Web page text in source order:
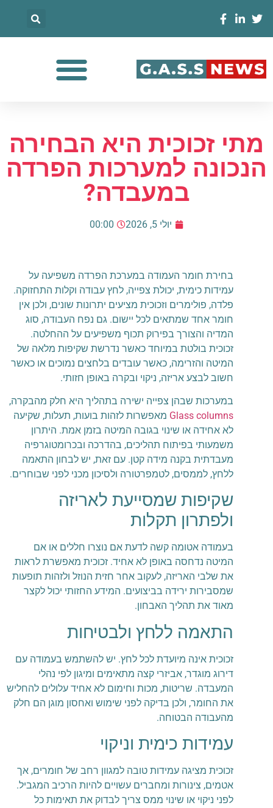
מתי זכוכית היא הבחירה
הנכונה למערכות הפרדה
במעבדה?
יולי 5, 2026 00:00
בחירת חומר העמודה במערכת הפרדה משפיעה על
עמידות כימית, יכולת צפייה, לחץ עבודה וקלות התחזוקה.
פלדה, פולימרים וזכוכית מציעים יתרונות שונים, ולכן אין
חומר אחד שמתאים לכל יישום. גם נפח העבודה, סוג
המדיה והצורך בפירוק תכוף משפיעים על ההחלטה.
זכוכית בולטת במיוחד כאשר נדרשת שקיפות מלאה של
המיטה והזרימה, כאשר עובדים בלחצים נמוכים או כאשר
חשוב לבצע אריזה, ניקוי ובקרה באופן חזותי.
במערכות שבהן צפייה ישירה בתהליך היא חלק מהבקרה,
Glass columns מאפשרות לזהות בועות, תעלות, שקיעה
לא אחידה או שינוי בגובה המיטה בזמן אמת. היתרון
משמעותי בפיתוח תהליכים, בהדרכה ובכרומטוגרפיה
מעבדתית בקנה מידה קטן. עם זאת, יש לבחון התאמה
ללחץ, לממסים, לטמפרטורה ולסיכון מכני לפני שבוחרים.
שקיפות שמסייעת לאריזה
ולפתרון תקלות
בעמודה אטומה קשה לדעת אם נוצרו חללים או אם
המיטה נדחסה באופן לא אחיד. זכוכית מאפשרת לראות
את שלבי האריזה, לעקוב אחר חזית הנוזל ולזהות תופעות
שמסבירות ירידה בביצועים. המידע החזותי יכול לקצר
מאוד את תהליך האבחון.
התאמה ללחץ ולבטיחות
זכוכית אינה מיועדת לכל לחץ. יש להשתמש בעמודה עם
דירוג מוגדר, אביזרי קצה מתאימים ומיגון לפי נהלי
המעבדה. שריטות, מכות וחימום לא אחיד עלולים להחליש
את החומר, ולכן בדיקה לפני שימוש ואחסון מוגן הם חלק
מהעבודה הבטוחה.
עמידות כימית וניקוי
זכוכית מציגה עמידות טובה למגוון רחב של חומרים, אך
אטמים, צינורות ומחברים עשויים להיות הרכיב המגביל.
לפני ניקוי או שינוי ממס צריך לבדוק את תאימות כל